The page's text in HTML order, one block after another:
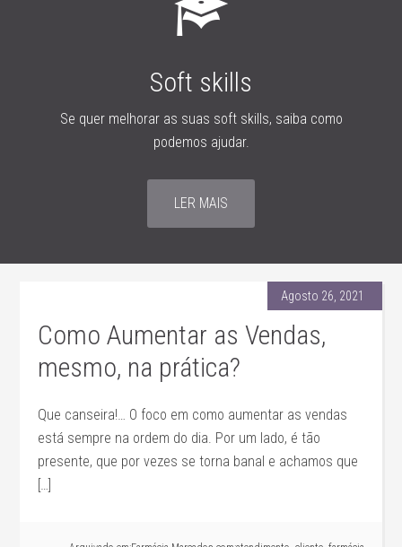
Soft skills
Se quer melhorar as suas soft skills, saiba como
podemos ajudar.
LER MAIS
Agosto 26, 2021
Como Aumentar as Vendas,
mesmo, na prática?
Que canseira!… O foco em como aumentar as vendas
está sempre na ordem do dia. Por um lado, é tão
presente, que por vezes se torna banal e achamos que
[…]